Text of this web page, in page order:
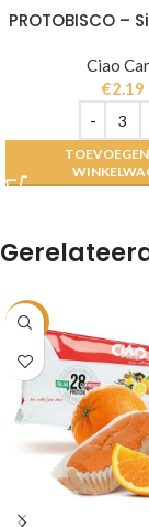
PROTOBISCO –
Ciao
€2.19
-10%